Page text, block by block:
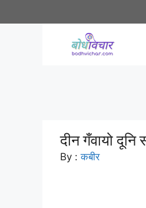
to
दीन गँवायो
By :कबीर